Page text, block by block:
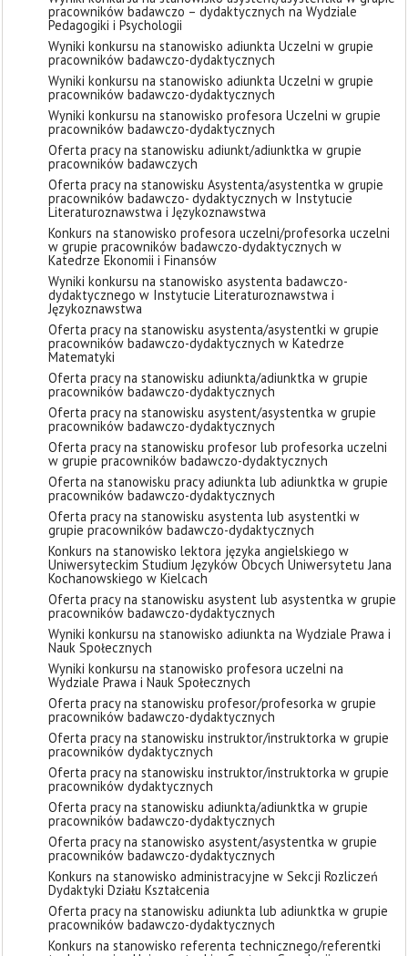
pracowników badawczo – dydaktycznych na Wydziale
Pedagogiki i Psychologii
Wyniki konkursu na stanowisko adiunkta Uczelni w grupie
pracowników badawczo-dydaktycznych
Wyniki konkursu na stanowisko adiunkta Uczelni w grupie
pracowników badawczo-dydaktycznych
Wyniki konkursu na stanowisko profesora Uczelni w grupie
pracowników badawczo-dydaktycznych
Oferta pracy na stanowisku adiunkt/adiunktka w grupie
pracowników badawczych
Oferta pracy na stanowisku Asystenta/asystentka w grupie
pracowników badawczo- dydaktycznych w Instytucie
Literaturoznawstwa i Językoznawstwa
Konkurs na stanowisko profesora uczelni/profesorka uczelni
w grupie pracowników badawczo-dydaktycznych w
Katedrze Ekonomii i Finansów
Wyniki konkursu na stanowisko asystenta badawczo-
dydaktycznego w Instytucie Literaturoznawstwa i
Językoznawstwa
Oferta pracy na stanowisku asystenta/asystentki w grupie
pracowników badawczo-dydaktycznych w Katedrze
Matematyki
Oferta pracy na stanowisku adiunkta/adiunktka w grupie
pracowników badawczo-dydaktycznych
Oferta pracy na stanowisku asystent/asystentka w grupie
pracowników badawczo-dydaktycznych
Oferta pracy na stanowisku profesor lub profesorka uczelni
w grupie pracowników badawczo-dydaktycznych
Oferta na stanowisku pracy adiunkta lub adiunktka w grupie
pracowników badawczo-dydaktycznych
Oferta pracy na stanowisku asystenta lub asystentki w
grupie pracowników badawczo-dydaktycznych
Konkurs na stanowisko lektora języka angielskiego w
Uniwersyteckim Studium Języków Obcych Uniwersytetu Jana
Kochanowskiego w Kielcach
Oferta pracy na stanowisku asystent lub asystentka w grupie
pracowników badawczo-dydaktycznych
Wyniki konkursu na stanowisko adiunkta na Wydziale Prawa i
Nauk Społecznych
Wyniki konkursu na stanowisko profesora uczelni na
Wydziale Prawa i Nauk Społecznych
Oferta pracy na stanowisku profesor/profesorka w grupie
pracowników badawczo-dydaktycznych
Oferta pracy na stanowisku instruktor/instruktorka w grupie
pracowników dydaktycznych
Oferta pracy na stanowisku instruktor/instruktorka w grupie
pracowników dydaktycznych
Oferta pracy na stanowisku adiunkta/adiunktka w grupie
pracowników badawczo-dydaktycznych
Oferta pracy na stanowisko asystent/asystentka w grupie
pracowników badawczo-dydaktycznych
Konkurs na stanowisko administracyjne w Sekcji Rozliczeń
Dydaktyki Działu Kształcenia
Oferta pracy na stanowisku adiunkta lub adiunktka w grupie
pracowników badawczo-dydaktycznych
Konkurs na stanowisko referenta technicznego/referentki